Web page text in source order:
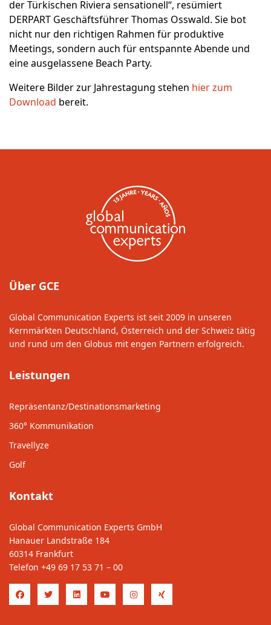
der Türkischen Riviera sensationell“, resümiert
DERPART Geschäftsführer Thomas Osswald. Sie bot
nicht nur den richtigen Rahmen für produktive
Meetings, sondern auch für entspannte Abende und
eine ausgelassene Beach Party.
Weitere Bilder zur Jahrestagung stehen hier zum
Download bereit.
Über GCE
Global Communication Experts ist seit 2009 in unseren
Kernmärkten Deutschland, Österreich und der Schweiz tätig
und rund um den Globus mit engen Partnern erfolgreich.
Leistungen
Repräsentanz/Destinationsmarketing
360° Kommunikation
Travellyze
Golf
Kontakt
Global Communication Experts GmbH
Hanauer Landstraße 184
60314 Frankfurt
Telefon +49 69 17 53 71 – 00